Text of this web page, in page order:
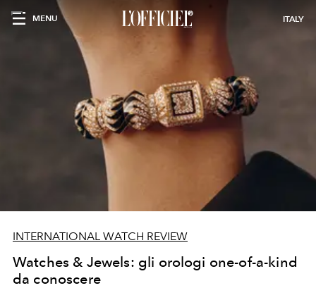
MENU ITALY
INTERNATIONAL WATCH REVIEW
Watches & Jewels: gli orologi one-of-a-kind
da conoscere